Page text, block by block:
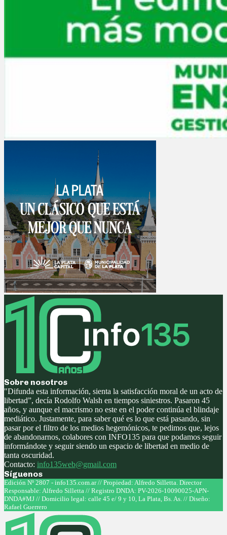
Sobre nosotros
"Difunda esta información, sienta la satisfacción moral de un acto de
libertad”, decía Rodolfo Walsh en tiempos siniestros. Pasaron 45
años, y aunque el macrismo no este en el poder continúa el blindaje
mediático. Justamente, para saber qué es lo que está pasando, sin
pasar por el filtro de los medios hegemónicos, te pedimos que, lejos
de abandonarnos, colabores con INFO135 para que podamos seguir
informándote y seguir siendo un espacio de libertad en medio de
tanta oscuridad.
Contacto: info135web@gmail.com
Síguenos
Facebook
Twitter
Instagram
Youtube
Edición Nº 2807 - info135.com.ar // Propiedad: Alfredo Silletta. Director
Responsable: Alfredo Silletta // Registro DNDA: PV-2026-10090025-APN-
DNDA#MJ // Domicilio legal: calle 45 e/ 9 y 10, La Plata, Bs. As. // Diseño:
Rafael Guerrero